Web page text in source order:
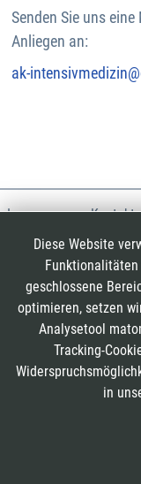
Senden Sie uns
Anliegen an:
ak-
Impressum Kontakt
Presse
Social
Diese Website
geschlossene
optimieren, setzen
Analysetool
Tracking-
in